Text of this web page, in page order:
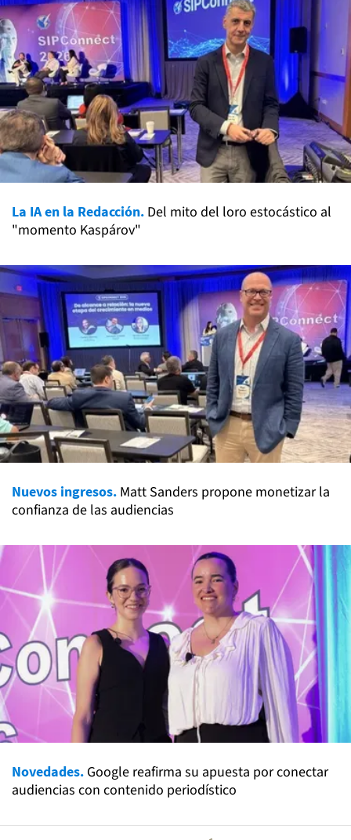
La IA en la Redacción. Del mito del loro estocástico al
"momento Kaspárov"
Nuevos ingresos. Matt Sanders propone monetizar la
confianza de las audiencias
Novedades. Google reafirma su apuesta por conectar
audiencias con contenido periodístico